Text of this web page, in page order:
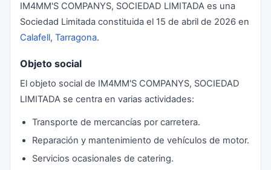
IM4MM'S COMPANYS, SOCIEDAD LIMITADA es una
Sociedad Limitada constituida el 15 de abril de 2026 en
Calafell, Tarragona.
Objeto social
El objeto social de IM4MM'S COMPANYS, SOCIEDAD
LIMITADA se centra en varias actividades:
Transporte de mercancías por carretera.
Reparación y mantenimiento de vehículos de motor.
Servicios ocasionales de catering.